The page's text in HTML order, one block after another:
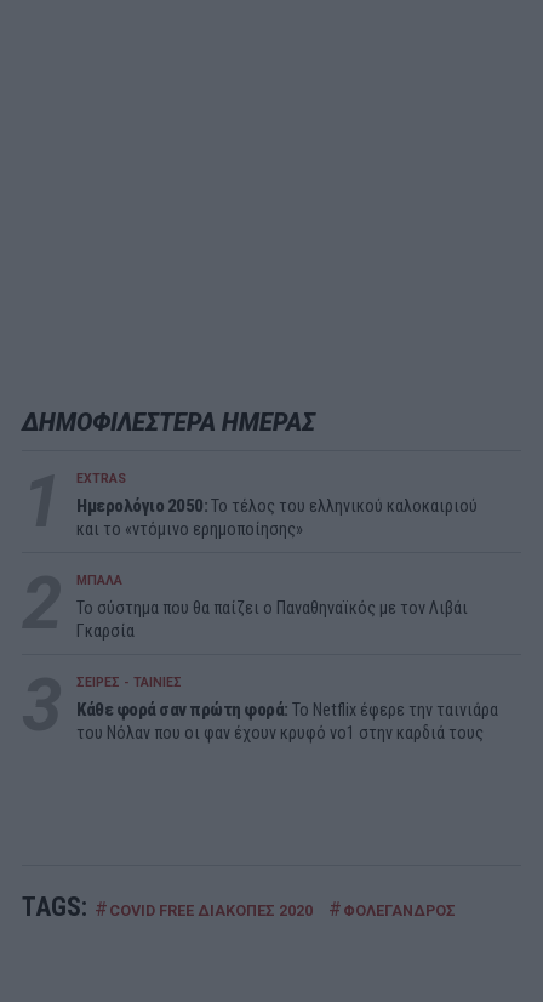
ΔΗΜΟΦΙΛΕΣΤΕΡΑ ΗΜΕΡΑΣ
EXTRAS
Ημερολόγιο 2050:To τέλος του ελληνικού καλοκαιριού
και το «ντόμινο ερημοποίησης»
ΜΠΑΛΑ
Το σύστημα που θα παίζει ο Παναθηναϊκός με τον Λιβάι
Γκαρσία
ΣΕΙΡΕΣ - ΤΑΙΝΙΕΣ
Κάθε φορά σαν πρώτη φορά: Το Netflix έφερε την ταινιάρα
του Νόλαν που οι φαν έχουν κρυφό νο1 στην καρδιά τους
TAGS: # COVID FREE ΔΙΑΚΟΠΕΣ 2020 # ΦΟΛΕΓΑΝΔΡΟΣ